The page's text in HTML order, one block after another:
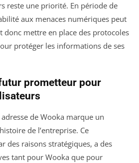
reste une priorité. En période de
aux menaces numériques peut
donc mettre en place des protocoles
protéger les informations de ses
prometteur pour
de Wooka marque un
de l’entreprise. Ce
des raisons stratégiques, a des
tant pour Wooka que pour